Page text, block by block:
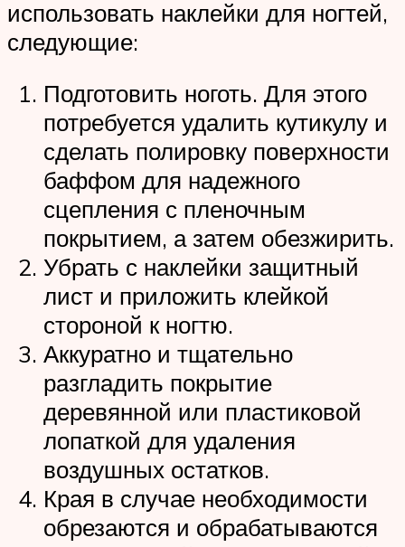
использовать наклейки для ногтей,
следующие:
Подготовить ноготь. Для этого
потребуется удалить кутикулу и
сделать полировку поверхности
баффом для надежного
сцепления с пленочным
покрытием, а затем обезжирить.
Убрать с наклейки защитный
лист и приложить клейкой
стороной к ногтю.
Аккуратно и тщательно
разгладить покрытие
деревянной или пластиковой
лопаткой для удаления
воздушных остатков.
Края в случае необходимости
обрезаются и обрабатываются